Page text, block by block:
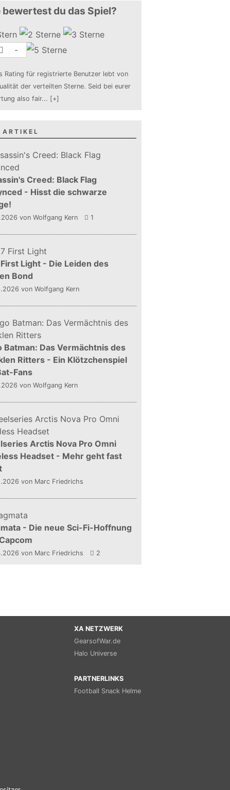
bewertest du das Spiel?
-
Rating für registrierte Benutzer lebt von
der verteilten Sterne. Seid bei eurer
also fair... [+]
ARTIKEL
Creed: Black Flag
- Hisst die schwarze
von Wolfgang Kern 1
Light - Die Leiden des
Bond
von Wolfgang Kern
Batman: Das Vermächtnis des
Ritters - Ein Klötzchenspiel
Fans
von Wolfgang Kern
Arctis Nova Pro Omni
Headset - Mehr geht fast
von Marc Friedrichs
- Die neue Sci-Fi-Hoffnung
von Marc Friedrichs 2
XA NETZWERK
GearsofWar.de
Halo Universe
PARTNERLINKS
Football Snack Helme